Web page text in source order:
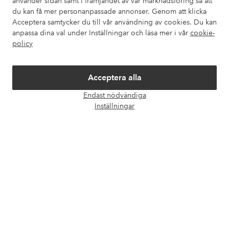
du kan få mer personanpassade annonser. Genom att klicka
Acceptera samtycker du till vår användning av cookies. Du kan
anpassa dina val under Inställningar och läsa mer i vår cookie-
policy
Acceptera alla
Endast nödvändiga
Inställningar
Mina sidor
Om Ellos
Villkor